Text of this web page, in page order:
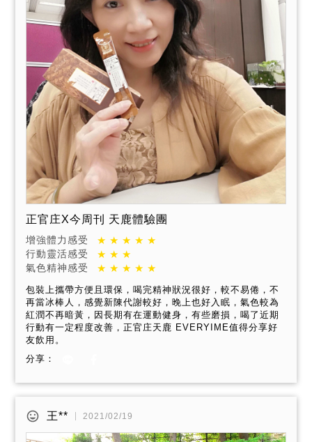
正官庄X今周刊 天鹿體驗團
增強體力感受
行動靈活感受
氣色精神感受
包裝上攜帶方便且環保，喝完精神狀況很好，較不易倦，不
再當冰棒人，感覺新陳代謝較好，晚上也好入眠，氣色較為
紅潤不再暗黃，因長期有在運動健身，有些磨損，喝了近期
行動有一定程度改善，正官庄天鹿 EVERYIME值得分享好
友飲用。
分享：
王** 2021/02/19